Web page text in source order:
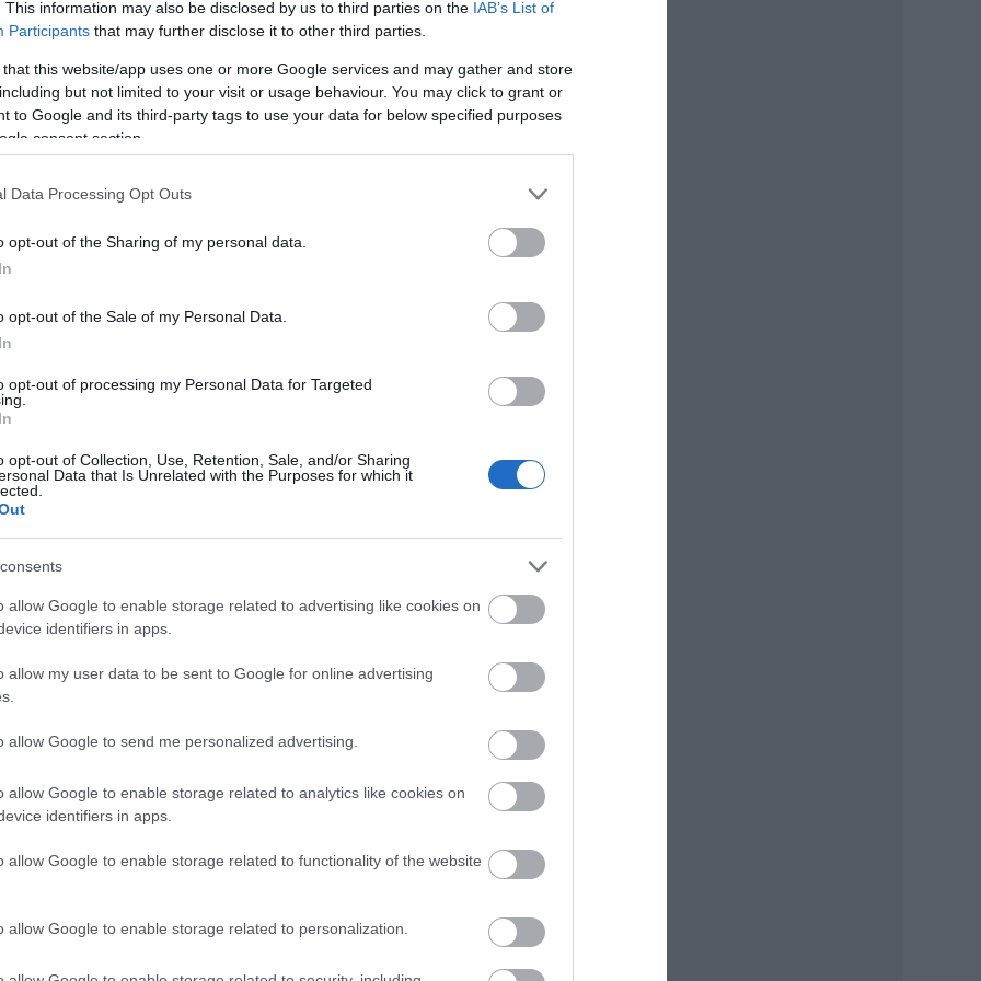
This information may also be disclosed by us to third parties on the IAB’s List of
Participants that may further disclose it to other third parties.
that this website/app uses one or more Google services and may gather and store
but not limited to your visit or usage behaviour. You may click to grant or
to Google and its third-party tags to use your data for below specified purposes
consent section.
Data Processing Opt Outs
opt-out of the Sharing of my personal data.
opt-out of the Sale of my Personal Data.
opt-out of processing my Personal Data for Targeted
opt-out of Collection, Use, Retention, Sale, and/or Sharing
Data that Is Unrelated with the Purposes for which it
allow Google to enable storage related to advertising like cookies on
identifiers in apps.
allow my user data to be sent to Google for online advertising
allow Google to send me personalized advertising.
allow Google to enable storage related to analytics like cookies on
identifiers in apps.
allow Google to enable storage related to functionality of the website
allow Google to enable storage related to personalization.
pontos mondat, arról szól, amiről az előbb
macerálást, szálazást jelent, amit megsúlyosít a
tapasztalatból, hogy minden kézműves tevékenység - és az
másfelől az embernek rajta van az élete praktikusan és
rajta, de azért az ember halálosan komolyan veszi. Nem
nem ismerek tréfát, de a maga módján ugyanolyan pontos
ebben, mert nem győzi az ember eléggé tudatosítani, hogy
aprómunka van velük, és a munka meghálálja magát. Nincs
éve egy szobrász ismerősöm úgy csinált egy műtárgyat, hogy
Szóval hónapokig csiszolgatta, és nézett a
egy ócska komód fiókjába, becsukta a komódfiókot, és
benne voltak a golyók. Kérdezték tőle, hogy van ez? Azt
de a munka, a belefektetett munka mégis átsüt.
sokkal többet dolgozott, mint amit egy laikus észrevesz, de ha
pláne a szakmabéli azt érezné, hogy valami nincsen
érzi a többletet, aminek talán nem is tud nevet adni. Nem
kispórolni az írásból. Ez az én egyszerre elméleti és
Körülbelül ennyi. Sokra az ember nem jut ilyen rövid élet
devianciáknak: brutalitás, elfajzottság, nekrofília, pedofília,
az ember hirtelen felkapja a fejét. Mire vannak ezek, hogy
írni. Nyilván ezért. Van erre nekem egy standard
írtam, akkor történt. A regény a XVI-XVII: században játszódik,
Európában ez alatt az időszak alatt lezajlik a
Különféle módokon pusztulnak az emberek a
a felmentő császári hadak 1686 kora nyarán megjelennek, és
többnyire törökök, illetve 1-2000 zsidó, magyar jószerével